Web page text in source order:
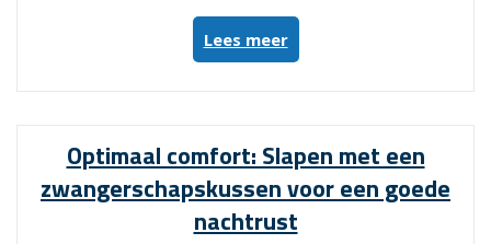
Lees meer“Slaap
Als
een
voor
een
Verkwikkende
Nachtrust”
Optimaal comfort: Slapen met een
zwangerschapskussen voor een goede
nachtrust